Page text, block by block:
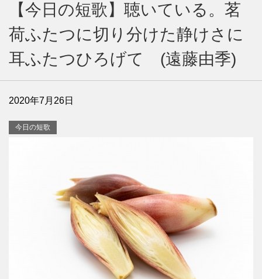
【今日の短歌】聴いている。茗
荷ふたつに切り分けた静けさに
耳ふたつひろげて (遠藤由季)
2020年7月26日
今日の短歌